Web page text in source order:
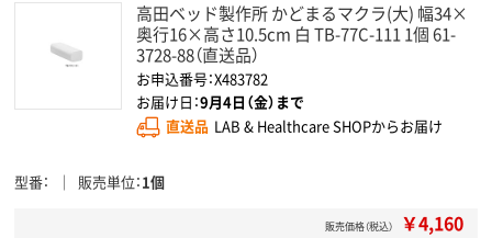
高田ベッド製作所 かどまるマクラ(大) 幅34×
奥行16×高さ10.5cm 白 TB-77C-111 1個 61-
3728-88（直送品）
お申込番号：X483782
お届け日：9月4日（金）まで
直送品 LAB & Healthcare SHOPからお届け
型番 販売単位 1個
販売価格（税込） ￥4,160